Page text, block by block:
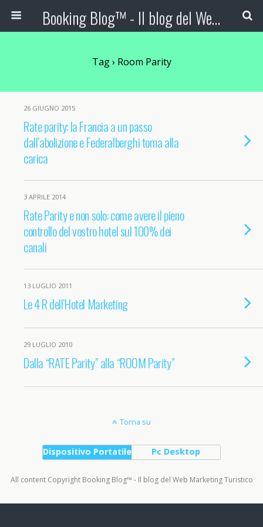
Booking Blog™ - Il blog del Web Marketing Turistico
Tag › Room Parity
26 GIUGNO 2015
Rate parity: la Francia a un passo
dall’abolizione e Federalberghi torna alla
carica
3 APRILE 2014
Rate Parity e non solo: come avere il pieno
controllo del vostro hotel sul 100% dei
canali
13 LUGLIO 2011
Le 4 R dell’Hotel Marketing
29 LUGLIO 2010
Dalla “RATE Parity” alla “ROOM Parity”
Torna su
Dispositivo Portatile Pc Desktop
All content Copyright Booking Blog™ - Il blog del Web Marketing Turistico